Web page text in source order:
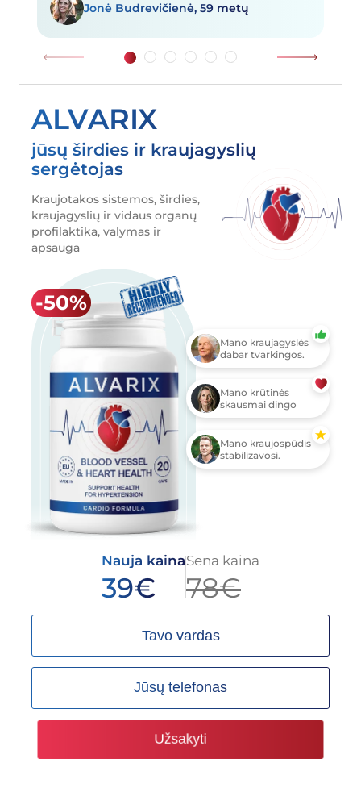
Jonė Budrevičienė, 59 metų
ALVARIX
jūsų širdies ir kraujagyslių
sergėtojas
Kraujotakos sistemos, širdies,
kraujagyslių ir vidaus organų
profilaktika, valymas ir
apsauga
Mano kraujagyslės
dabar tvarkingos.
Mano krūtinės
skausmai dingo
Mano kraujospūdis
stabilizavosi.
Nauja kaina
39€
Sena kaina
78€
Užsakyti